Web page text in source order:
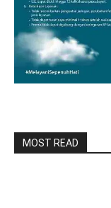
MOST READ